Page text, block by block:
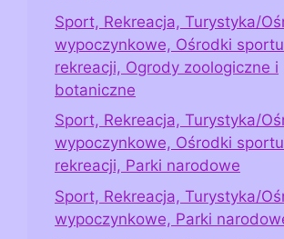
Sport, Rekreacja, Turystyka/
wypoczynkowe, Ośrodki
rekreacji, Ogrody zoologiczne i
botaniczne
Sport, Rekreacja, Turystyka/
wypoczynkowe, Ośrodki
rekreacji, Parki narodowe
Sport, Rekreacja, Turystyka/
wypoczynkowe, Parki